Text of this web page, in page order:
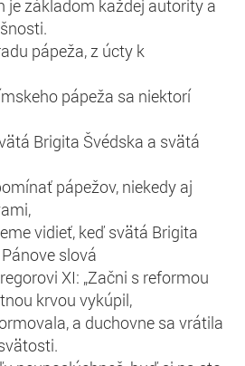
je základom každej autority a
pápeža, z úcty k
pápeža sa niektorí
Brigita Švédska a svätá
pápežov, niekedy aj
vidieť, keď svätá Brigita
slová
XI: „Začni s reformou
krvou vykúpil,
a duchovne sa vrátila